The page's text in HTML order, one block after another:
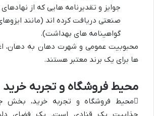
جوایز و تقدیرنامه هایی که از
صنعتی دریافت کرده اند (مانند
گواهینامه های بهداشت).
محبوبیت عمومی و شهرت دهان به دهان،
ها برای یک برند معتبر هستند.
محیط فروشگاه و تجربه خرید
محیط فروشگاه و تجربه خرید، بخش